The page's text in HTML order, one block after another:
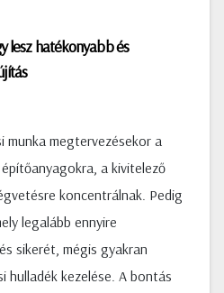
lesz hatékonyabb és
munka megtervezésekor a
a kivitelező
koncentrálnak. Pedig
legalább ennyire
sikerét, mégis gyakran
hulladék kezelése. A bontás